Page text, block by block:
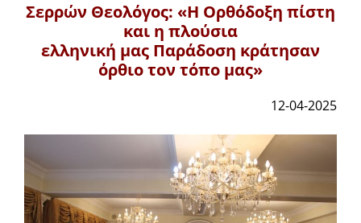
Σερρών Θεολόγος: «Η Ορθόδοξη πίστη
και η πλούσια
ελληνική μας Παράδοση κράτησαν
όρθιο τον τόπο μας»
12-04-2025